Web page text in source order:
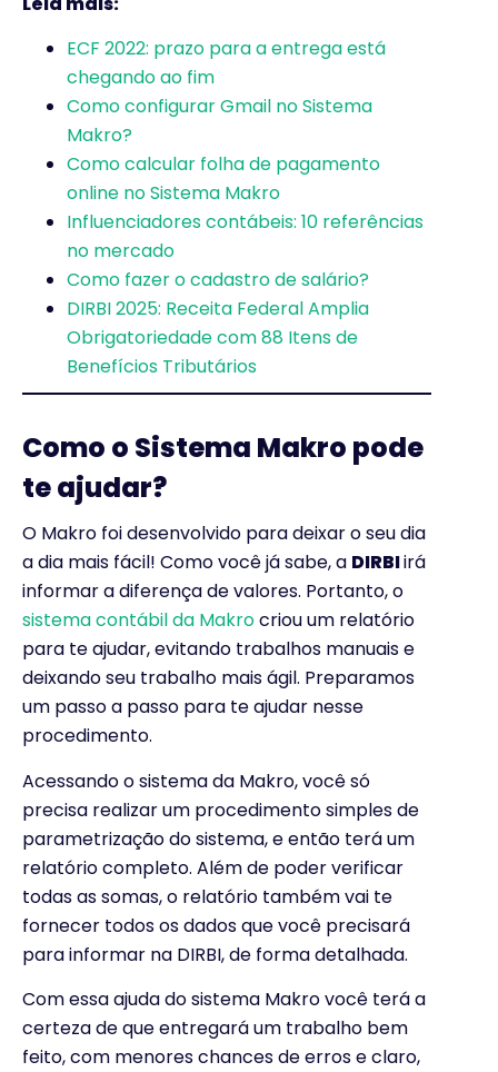
ECF 2022: prazo para a entrega está
chegando ao fim
Como configurar Gmail no Sistema
Makro?
Como calcular folha de pagamento
online no Sistema Makro
Influenciadores contábeis: 10 referências
no mercado
Como fazer o cadastro de salário?
DIRBI 2025: Receita Federal Amplia
Obrigatoriedade com 88 Itens de
Benefícios Tributários
Como o Sistema Makro pode
te ajudar?
O Makro foi desenvolvido para deixar o seu dia
a dia mais fácil! Como você já sabe, a DIRBIirá
informar a diferença de valores. Portanto, o
sistema contábil da Makrocriou um relatório
para te ajudar, evitando trabalhos manuais e
deixando seu trabalho mais ágil. Preparamos
um passo a passo para te ajudar nesse
procedimento.
Acessando o sistema da Makro, você só
precisa realizar um procedimento simples de
parametrização do sistema, e então terá um
relatório completo. Além de poder verificar
todas as somas, o relatório também vai te
fornecer todos os dados que você precisará
para informar na DIRBI, de forma detalhada.
Com essa ajuda do sistema Makro você terá a
certeza de que entregará um trabalho bem
feito, com menores chances de erros e claro,